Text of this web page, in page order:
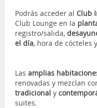
Podrás acceder al Club
Club Lounge en la
registro/salida,
el día, hora de cócteles
Las amplias
renovadas y mezclan
tradicional y
suites.